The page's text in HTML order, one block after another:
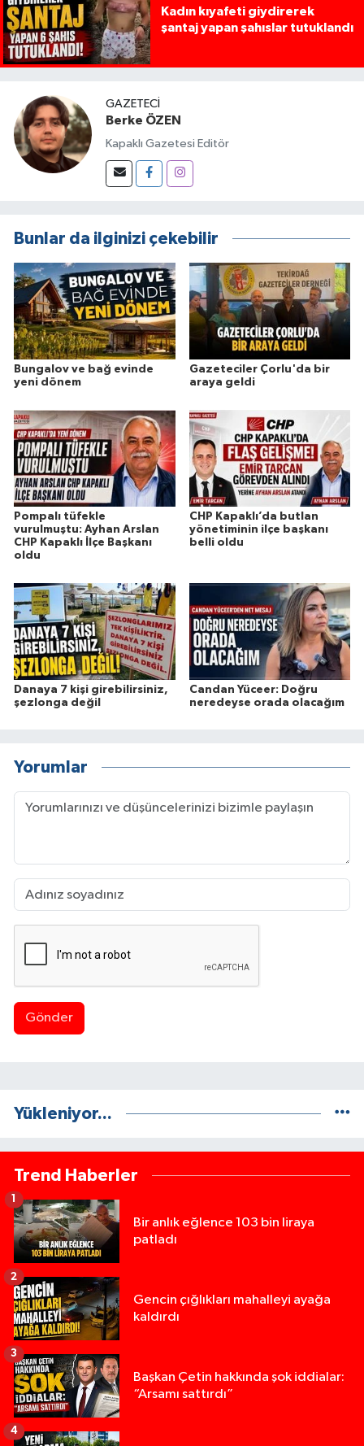
Kadın kıyafeti giydirerek
şantaj yapan şahıslar tutuklandı
GAZETECI
Berke ÖZEN
Kapaklı Gazetesi Editör
Bunlar da ilginizi çekebilir
Bungalov ve bağ evinde
yeni dönem
Gazeteciler Çorlu'da bir
araya geldi
Pompalı tüfekle
vurulmuştu: Ayhan Arslan
CHP Kapaklı İlçe Başkanı
oldu
CHP Kapaklı’da butlan
yönetiminin ilçe başkanı
belli oldu
Danaya 7 kişi girebilirsiniz,
şezlonga değil
Candan Yüceer: Doğru
neredeyse orada olacağım
Yorumlar
Gönder
Yükleniyor...
Trend Haberler
Bir anlık eğlence 103 bin liraya
patladı
1
Gencin çığlıkları mahalleyi ayağa
kaldırdı
2
Başkan Çetin hakkında şok iddialar:
“Arsamı sattırdı”
3
4